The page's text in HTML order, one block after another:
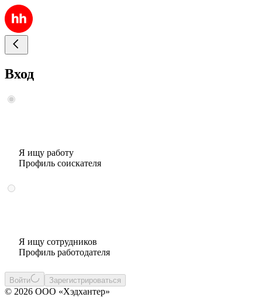
Вход
Я ищу работу
Профиль соискателя
Я ищу сотрудников
Профиль работодателя
Войти Зарегистрироваться
© 2026 ООО «Хэдхантер»